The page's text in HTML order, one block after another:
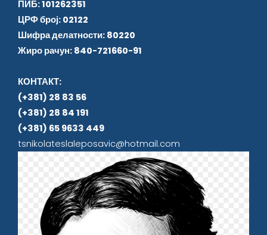
ПИБ: 101262351
ЦРФ број: 02122
Шифра делатности: 80220
Жиро рачун: 840-721660-91
КОНТАКТ:
(+381) 28 83 56
(+381) 28 84 191
(+381) 65 9633 449
tsnikolateslaleposavic@hotmail.com